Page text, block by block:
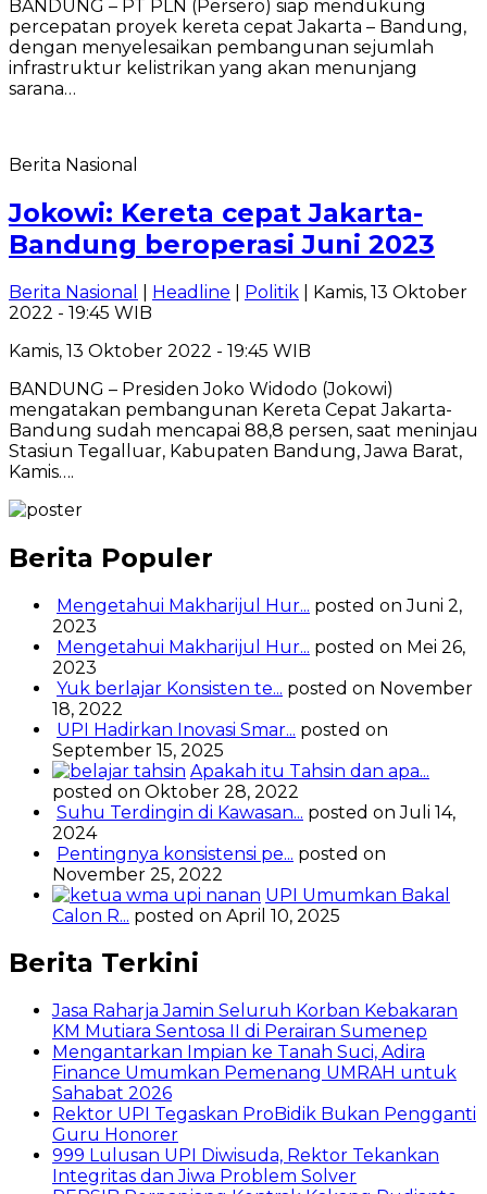
BANDUNG – PT PLN (Persero) siap mendukung
percepatan proyek kereta cepat Jakarta – Bandung,
dengan menyelesaikan pembangunan sejumlah
infrastruktur kelistrikan yang akan menunjang
sarana…
Berita Nasional
Jokowi: Kereta cepat Jakarta-
Bandung beroperasi Juni 2023
Berita Nasional Headline Politik | Kamis, 13 Oktober
2022 - 19:45 WIB
Kamis, 13 Oktober 2022 - 19:45 WIB
BANDUNG – Presiden Joko Widodo (Jokowi)
mengatakan pembangunan Kereta Cepat Jakarta-
Bandung sudah mencapai 88,8 persen, saat meninjau
Stasiun Tegalluar, Kabupaten Bandung, Jawa Barat,
Kamis….
Berita Populer
Mengetahui Makharijul Hur... posted on Juni 2,
2023
Mengetahui Makharijul Hur... posted on Mei 26,
2023
Yuk berlajar Konsisten te... posted on November
18, 2022
UPI Hadirkan Inovasi Smar... posted on
September 15, 2025
Apakah itu Tahsin dan apa...
posted on Oktober 28, 2022
Suhu Terdingin di Kawasan... posted on Juli 14,
2024
Pentingnya konsistensi pe... posted on
November 25, 2022
UPI Umumkan Bakal
Calon R... posted on April 10, 2025
Berita Terkini
Jasa Raharja Jamin Seluruh Korban Kebakaran
KM Mutiara Sentosa II di Perairan Sumenep
Mengantarkan Impian ke Tanah Suci, Adira
Finance Umumkan Pemenang UMRAH untuk
Sahabat 2026
Rektor UPI Tegaskan ProBidik Bukan Pengganti
Guru Honorer
999 Lulusan UPI Diwisuda, Rektor Tekankan
Integritas dan Jiwa Problem Solver